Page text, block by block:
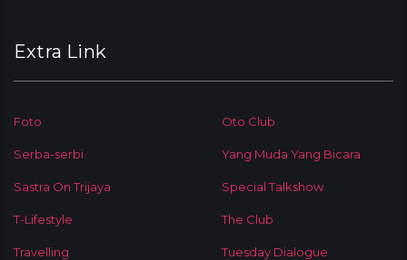
Extra Link
Foto Oto Club
Serba-serbi Yang Muda Yang Bicara
Sastra On Trijaya Special Talkshow
T-Lifestyle The Club
Travelling Tuesday Dialogue